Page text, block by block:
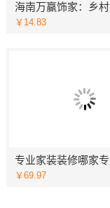
￥14.83
￥69.97